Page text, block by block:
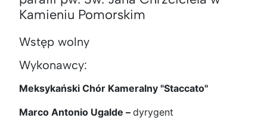
Kamieniu Pomorskim
Wstęp wolny
Wykonawcy:
Meksykański Chór Kameralny "Staccato"
Marco Antonio Ugalde – dyrygent